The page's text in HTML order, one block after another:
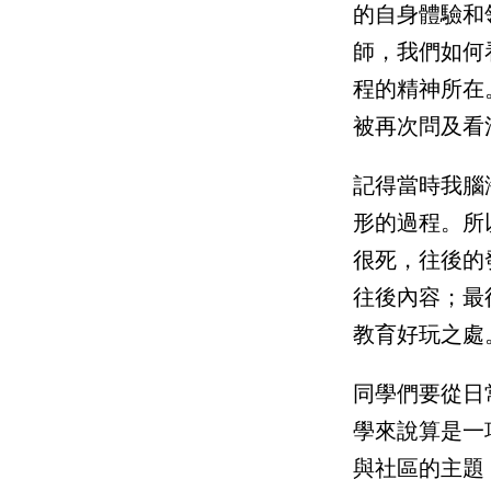
的自身體驗
師，我們如何
程的精神所在
被再次問及
記得當時我腦
形的過程。
很死，往後
往後內容；
教育好玩之處
同學們要從
學來說算是
與社區的主